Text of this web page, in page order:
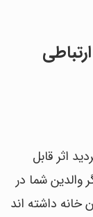
اثر قابل
والدین شما در
خانه داشته اند